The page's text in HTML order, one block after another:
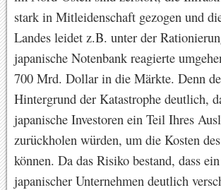
stark in Mitleidenschaft gezogen und
Landes leidet z.B. unter der
japanische Notenbank reagierte
700 Mrd. Dollar in die Märkte. Denn
Hintergrund der Katastrophe deutlich,
japanische Investoren ein Teil Ihres
zurückholen würden, um die Kosten
können. Da das Risiko bestand, dass
japanischer Unternehmen deutlich